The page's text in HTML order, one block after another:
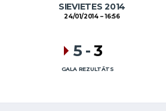
SIEVIETES 2014
24/01/2014 16:56
5 -3
GALA REZULTĀTS